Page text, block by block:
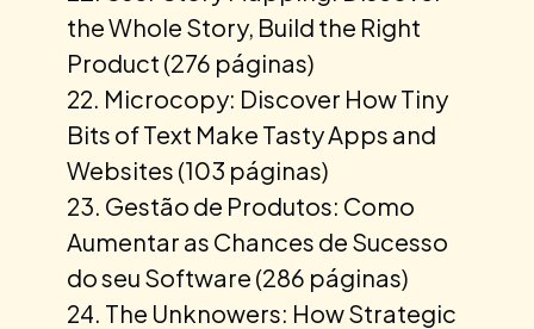
the Whole Story, Build the Right
Product (276 páginas)
Microcopy: Discover How Tiny
Bits of Text Make Tasty Apps and
Websites (103 páginas)
Gestão de Produtos: Como
Aumentar as Chances de Sucesso
do seu Software (286 páginas)
The Unknowers: How Strategic